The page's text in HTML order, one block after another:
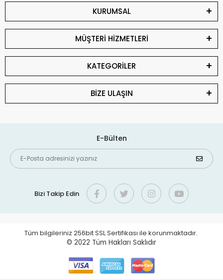
KURUMSAL
MÜŞTERİ HİZMETLERİ
KATEGORİLER
BİZE ULAŞIN
E-Bülten
Bizi Takip Edin
Tüm bilgileriniz 256bit SSL Sertifikası ile korunmaktadır.
© 2022 Tüm Hakları Saklıdır